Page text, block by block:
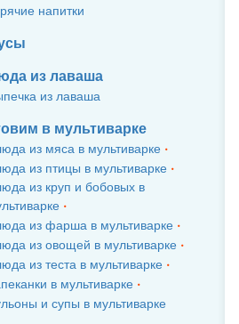
напитки
из лаваша
из лаваша
в мультиварке
из мяса в мультиварке
из птицы в мультиварке
из круп и бобовых в
из фарша в мультиварке
из овощей в мультиварке
из теста в мультиварке
в мультиварке
и супы в мультиварке